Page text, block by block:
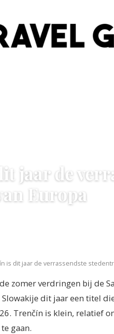
jaar de
Europa
is dit jaar de verrassendste
zomer verdringen bij de
dit jaar een titel
Trenčín is klein, relatief
gaan.